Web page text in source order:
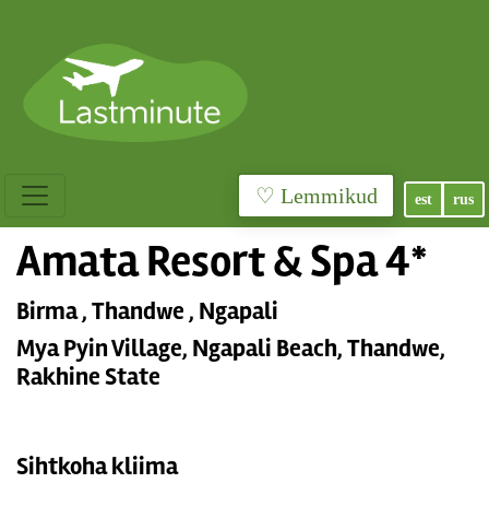
♡ Lemmikud est rus
Amata Resort & Spa 4*
Birma , Thandwe , Ngapali
Mya Pyin Village, Ngapali Beach, Thandwe,
Rakhine State
Sihtkoha kliima